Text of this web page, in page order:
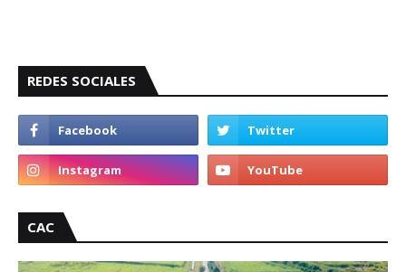
REDES SOCIALES
CAC